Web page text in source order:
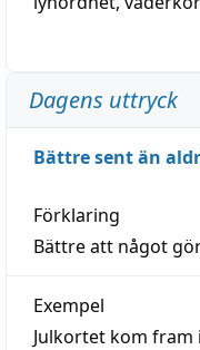
Dagens uttryck
Bättre sent än
Förklaring
Bättre att något
Exempel
Julkortet kom fram